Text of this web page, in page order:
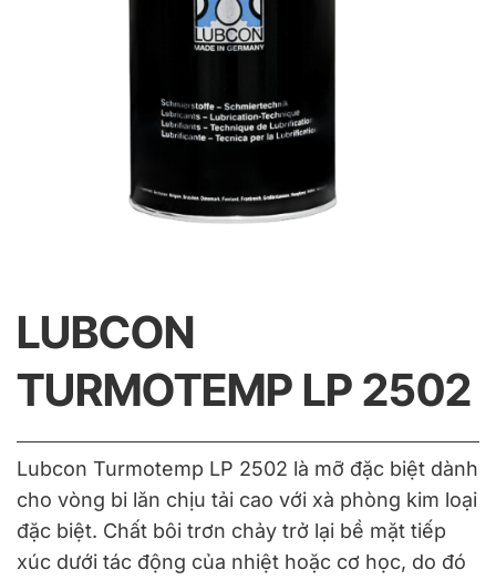
LUBCON
TURMOTEMP LP 2502
Lubcon Turmotemp LP 2502 là mỡ đặc biệt dành
cho vòng bi lăn chịu tải cao với xà phòng kim loại
đặc biệt. Chất bôi trơn chảy trở lại bề mặt tiếp
xúc dưới tác động của nhiệt hoặc cơ học, do đó